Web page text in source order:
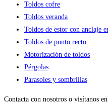
Toldos cofre
Toldos veranda
Toldos de estor con anclaje
Toldos de punto recto
Motorización de toldos
Pérgolas
Parasoles y sombrillas
Contacta con nosotros o visítanos